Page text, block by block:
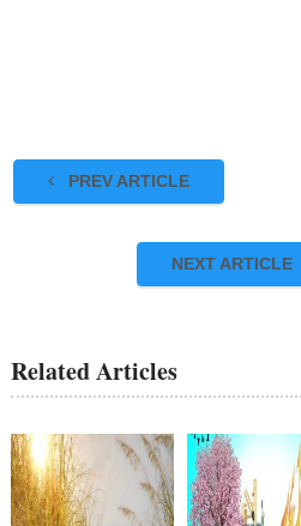
PREV ARTICLE
NEXT ARTICLE
Related Articles